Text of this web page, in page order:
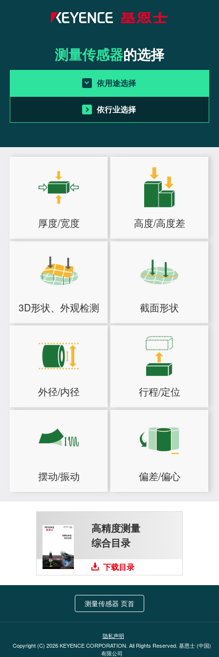
测量传感器的选择
依用途选择
依行业选择
厚度/宽度 高度/高度差
3D形状、外观检测 截面形状
外径/内径 行程/定位
摆动/振动 偏差/偏心
高精度测量
综合目录
下载目录
测量传感器 页首
Copyright (C) 2026 KEYENCE CORPORATION. All Rights Reserved. 基恩士 (中国)
有限公司
隐私声明